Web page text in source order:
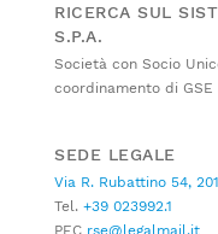
RICERCA SUL
S.P.A.
Società con Socio
coordinamento di GSE
SEDE LEGALE
Via R. Rubattino 54,
Tel. +39 023992.1
PEC rse@legalmail.it